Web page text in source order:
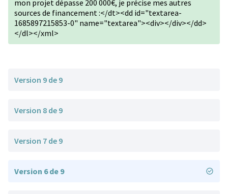
mon projet dépasse 200 000€, je précise mes autres
sources de financement :</dt><dd id="textarea-
1685897215853-0" name="textarea"><div></div></dd>
</dl></xml>
Version 9 de 9
Version 8 de 9
Version 7 de 9
Version 6 de 9